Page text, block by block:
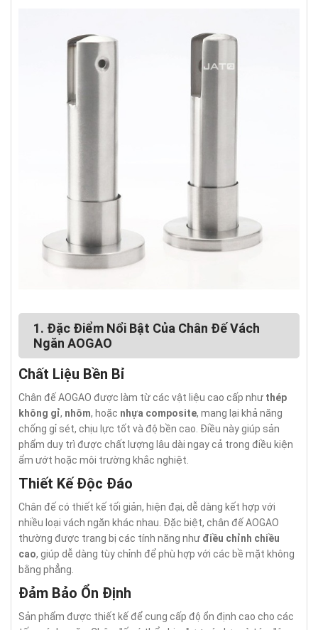
1. Đặc Điểm Nổi Bật Của Chân Đế Vách
Ngăn AOGAO
Chất Liệu Bền Bỉ
Chân đế AOGAO được làm từ các vật liệu cao cấp như thép
không gỉ, nhôm, hoặc nhựa composite, mang lại khả năng
chống gỉ sét, chịu lực tốt và độ bền cao. Điều này giúp sản
phẩm duy trì được chất lượng lâu dài ngay cả trong điều kiện
ẩm ướt hoặc môi trường khắc nghiệt.
Thiết Kế Độc Đáo
Chân đế có thiết kế tối giản, hiện đại, dễ dàng kết hợp với
nhiều loại vách ngăn khác nhau. Đặc biệt, chân đế AOGAO
thường được trang bị các tính năng như điều chỉnh chiều
cao, giúp dễ dàng tùy chỉnh để phù hợp với các bề mặt không
bằng phẳng.
Đảm Bảo Ổn Định
Sản phẩm được thiết kế để cung cấp độ ổn định cao cho các